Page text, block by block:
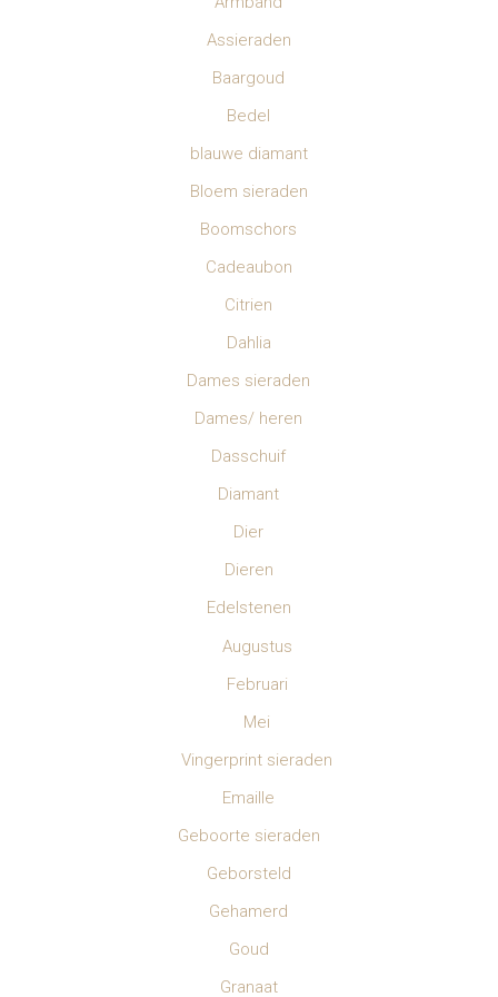
Assieraden
Baargoud
Bedel
blauwe diamant
Bloem sieraden
Boomschors
Cadeaubon
Citrien
Dahlia
Dames sieraden
Dames/ heren
Dasschuif
Diamant
Dier
Dieren
Edelstenen
Augustus
Februari
Mei
Vingerprint sieraden
Emaille
Geboorte sieraden
Geborsteld
Gehamerd
Goud
Granaat